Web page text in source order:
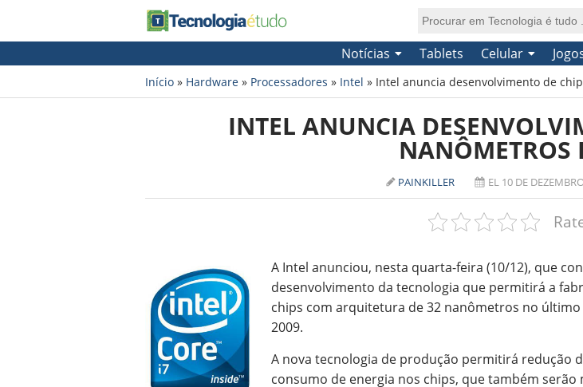
Notícias Tablets Celular
Início » Hardware » Processadores » Intel » Intel anuncia desenvolvimento de
INTEL ANUNCIA
NANÔMETROS
PAINKILLER EL 10 DE
A Intel anunciou, nesta quarta-feira (10/12), que
desenvolvimento da tecnologia que permitirá a
chips com arquitetura de 32 nanômetros no
2009.
A nova tecnologia de produção permitirá redução
consumo de energia nos chips, que também serão